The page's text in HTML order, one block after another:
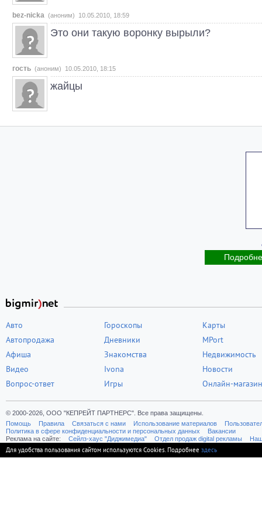
bez-nicka (аноним) 10.05.2010, 18:59
Это они такую воронку вырыли?
гость (аноним) 10.05.2010, 18:15
жайцы
Авто
Автопродажа
Афиша
Видео
Вопрос-ответ
Гороскопы
Дневники
Знакомства
Ivona
Игры
Карты
MPort
Недвижимость
Новости
Онлайн-магазин
© 2000-2026, ООО "КЕПРЕЙТ ПАРТНЕРС". Все права защищены.
Помощь
Правила Связаться с нами Использование материалов
Политика в сфере конфиденциальности и персональных данных
Вакансии
Реклама на сайте:
Cейлз-хаус "Диджимедиа" Отдел продаж digital рекламы
Для удобства пользования сайтом используются Cookies. Подробнее здесь